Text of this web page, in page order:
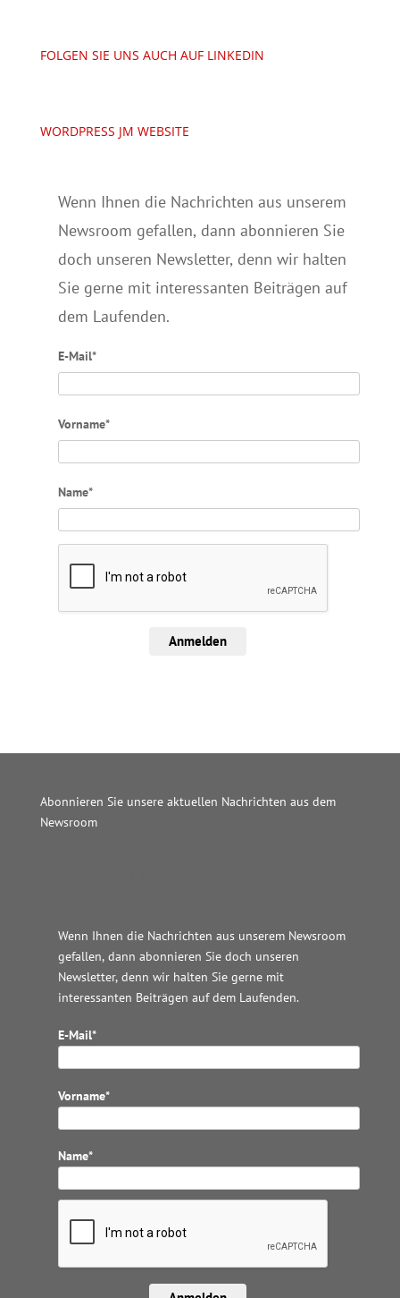
FOLGEN SIE UNS AUCH AUF LINKEDIN
WORDPRESS JM WEBSITE
Wenn Ihnen die Nachrichten aus unserem
Newsroom gefallen, dann abonnieren Sie
doch unseren Newsletter, denn wir halten
Sie gerne mit interessanten Beiträgen auf
dem Laufenden.
E-Mail*
Vorname*
Name*
Anmelden
Abonnieren Sie unsere aktuellen Nachrichten aus dem
Newsroom
Wenn Ihnen die Nachrichten aus unserem Newsroom
gefallen, dann abonnieren Sie doch unseren
Newsletter, denn wir halten Sie gerne mit
interessanten Beiträgen auf dem Laufenden.
E-Mail*
Vorname*
Name*